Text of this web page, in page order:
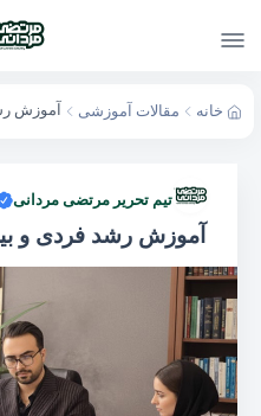
خانه مقالات آموزشی آموزش
تیم تحریر مرتضی مردانی
آموزش رشد فردی و